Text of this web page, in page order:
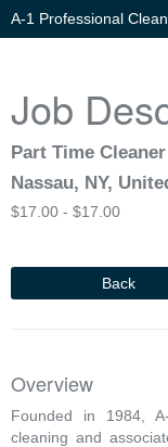
A-1 Professional
Job
Part Time
Nassau, NY,
$17.00 - $17.00
Back
Overview
Founded in 1984,
cleaning and